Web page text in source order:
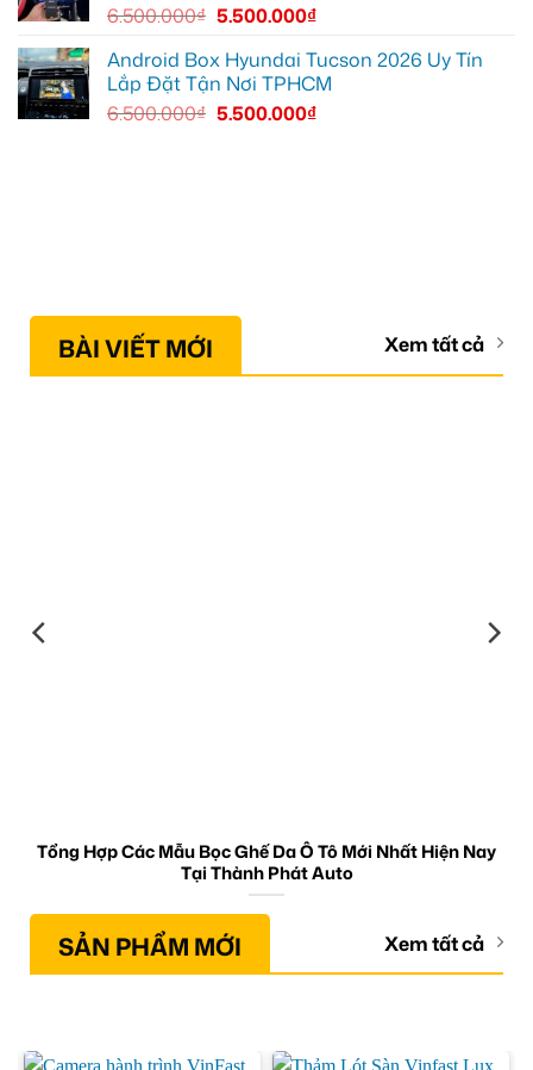
6.500.000₫ 5.500.000₫
Android Box Hyundai Tucson 2026 Uy Tín
Lắp Đặt Tận Nơi TPHCM
6.500.000₫ 5.500.000₫
BÀI VIẾT MỚI Xem tất cả
Tổng Hợp Các Mẫu Bọc Ghế Da Ô Tô Mới Nhất Hiện Nay
Tại Thành Phát Auto
SẢN PHẨM MỚI Xem tất cả